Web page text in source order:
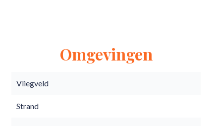
Omgevingen
Vliegveld
Strand